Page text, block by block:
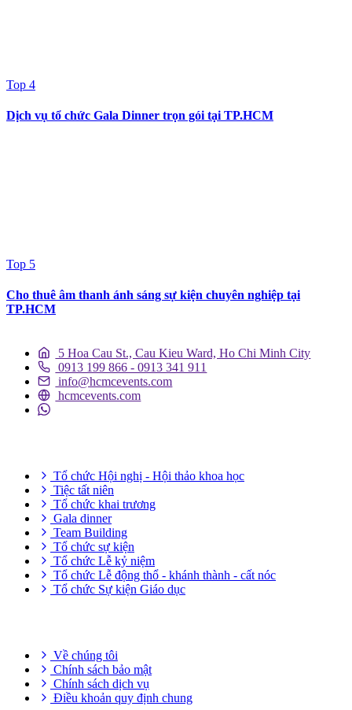
Top 4
Dịch vụ tổ chức Gala Dinner trọn gói tại TP.HCM
Top 5
Cho thuê âm thanh ánh sáng sự kiện chuyên nghiệp tại
TP.HCM
5 Hoa Cau St., Cau Kieu Ward, Ho Chi Minh City
0913 199 866 - 0913 341 911
info@hcmcevents.com
hcmcevents.com
Tổ chức Hội nghị - Hội thảo khoa học
Tiệc tất niên
Tổ chức khai trương
Gala dinner
Team Building
Tổ chức sự kiện
Tổ chức Lễ kỷ niệm
Tổ chức Lễ động thổ - khánh thành - cất nóc
Tổ chức Sự kiện Giáo dục
Về chúng tôi
Chính sách bảo mật
Chính sách dịch vụ
Điều khoản quy định chung